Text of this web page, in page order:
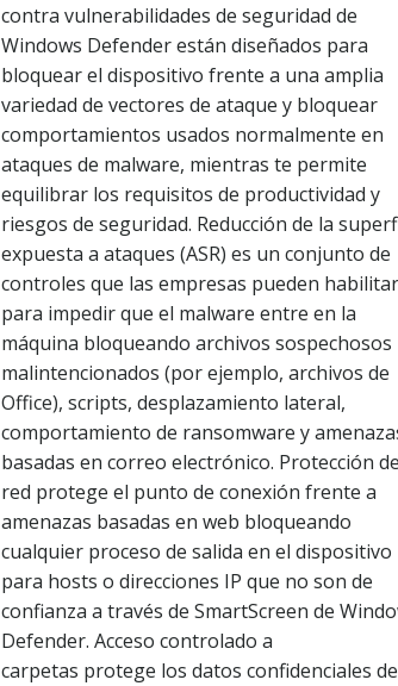
contra vulnerabilidades de seguridad de
Windows Defender están diseñados para
bloquear el dispositivo frente a una amplia
variedad de vectores de ataque y bloquear
comportamientos usados normalmente en
ataques de malware, mientras te permite
equilibrar los requisitos de productividad y
riesgos de seguridad. Reducción de la
expuesta a ataques (ASR) es un conjunto de
controles que las empresas pueden habilitar
para impedir que el malware entre en la
máquina bloqueando archivos sospechosos
malintencionados (por ejemplo, archivos de
Office), scripts, desplazamiento lateral,
comportamiento de ransomware y
basadas en correo electrónico. Protección de
red protege el punto de conexión frente a
amenazas basadas en web bloqueando
cualquier proceso de salida en el dispositivo
para hosts o direcciones IP que no son de
confianza a través de SmartScreen de
Defender. Acceso controlado a
carpetas protege los datos confidenciales